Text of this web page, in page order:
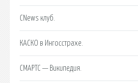
CNews клуб.
КАСКО в Ингосстрахе.
СМАРТС — Википедия.